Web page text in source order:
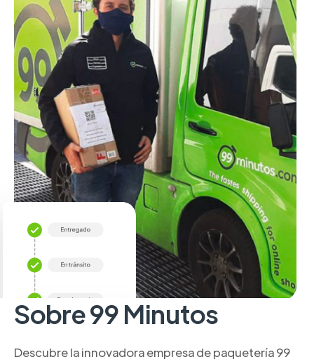
Sobre 99 Minutos
Descubre la innovadora empresa de paquetería 99